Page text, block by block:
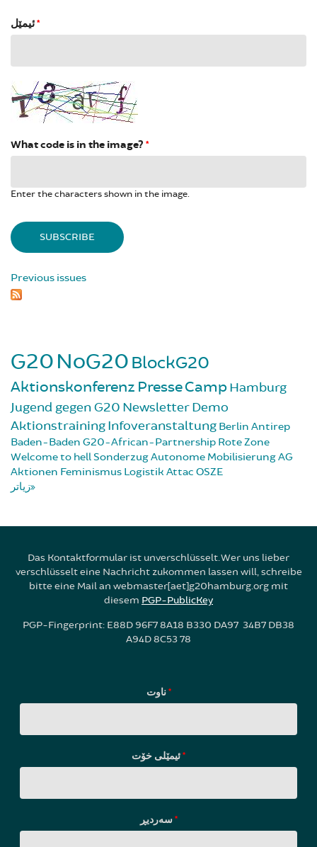
*
What code is in the image? *
Enter the characters shown in the image.
Previous issues
G20NoG20 BlockG20
Aktionskonferenz PresseCampHamburg
Jugend gegen G20 NewsletterDemo
AktionstrainingInfoveranstaltung Berlin Antirep
Baden-Baden G20-African-Partnership Rote Zone
Welcome to hellSonderzugAutonome MobilisierungAG
Aktionen Feminismus Logistik Attac OSZE
زیاتر
Das Kontaktformular ist unverschlüsselt. Wer uns lieber
verschlüsselt eine Nachricht zukommen lassen will, schreibe
bitte eine Mail an webmaster[aet]g20hamburg.org mit
diesem PGP-PublicKey
PGP-Fingerprint: E88D 96F7 8A18 B330 DA97 34B7 DB38
A94D 8C53 78
ناوت*
*
سه‌ردیڕ*